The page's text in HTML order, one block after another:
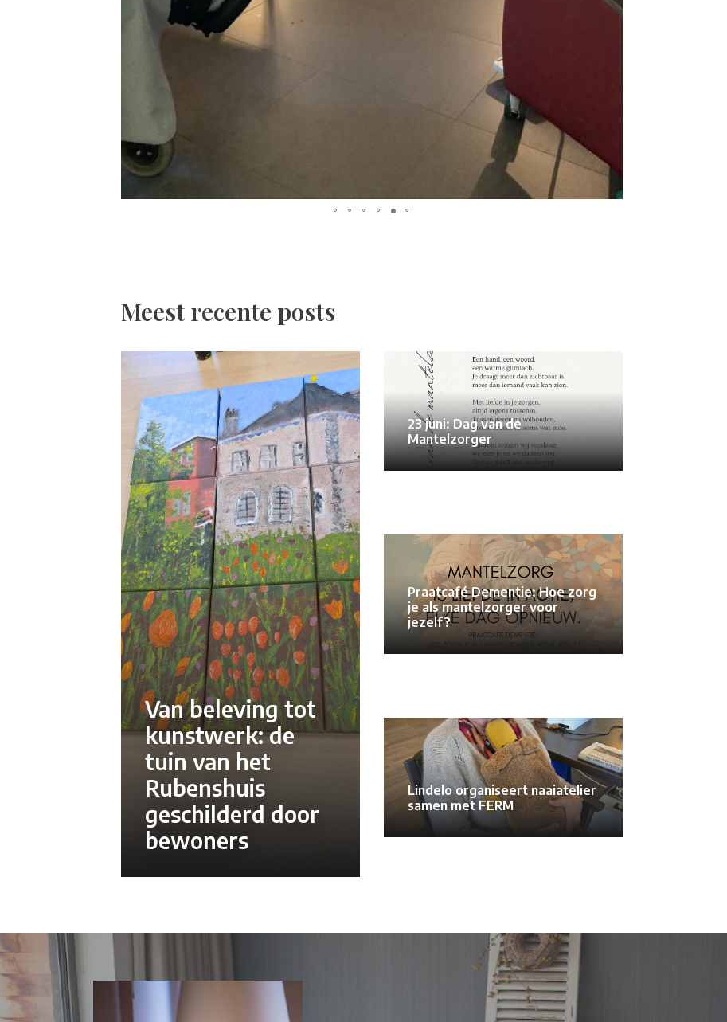
Meest recente posts
Van beleving tot
kunstwerk: de
tuin van het
Rubenshuis
geschilderd door
bewoners
23 juni: Dag van de
Mantelzorger
Praatcafé Dementie: Hoe zorg
je als mantelzorger voor
jezelf?
Lindelo organiseert naaiatelier
samen met FERM